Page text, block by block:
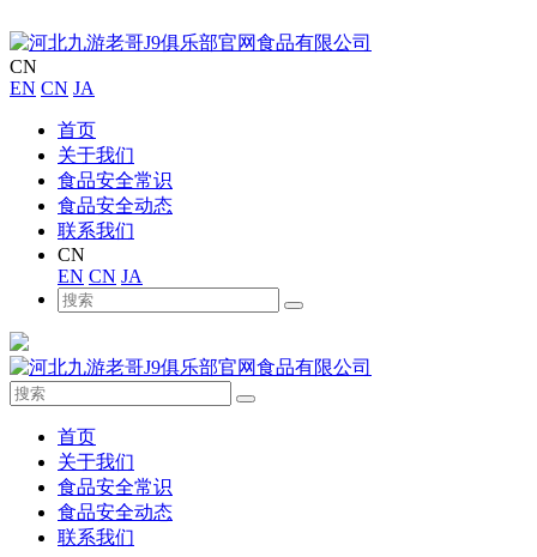
CN
EN CN JA
首页
关于我们
食品安全常识
食品安全动态
联系我们
CN
EN CN JA
首页
关于我们
食品安全常识
食品安全动态
联系我们